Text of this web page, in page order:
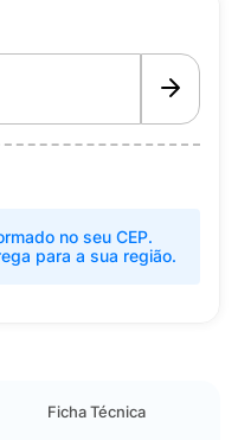
no seu CEP.
para a sua região.
Ficha Técnica